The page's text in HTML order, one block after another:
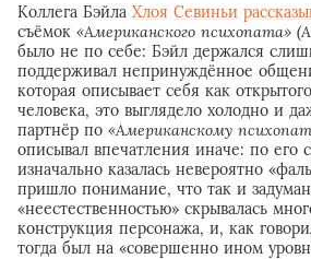
Коллега Бэйла Хлоя Севиньи
съёмок «Американского психопата»
было не по себе: Бэйл держался
поддерживал непринуждённое
которая описывает себя как
человека, это выглядело холодно и
партнёр по «Американскому
описывал впечатления иначе: по его
изначально казалась невероятно
пришло понимание, что так и
«неестественностью» скрывалась
конструкция персонажа, и, как
тогда был на «совершенно ином